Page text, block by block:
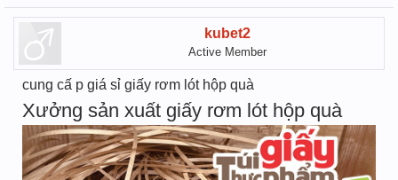
kubet2
Active Member
cung cấ p giá sỉ giấy rơm lót hộp quà
Xưởng sản xuất giấy rơm lót hộp quà